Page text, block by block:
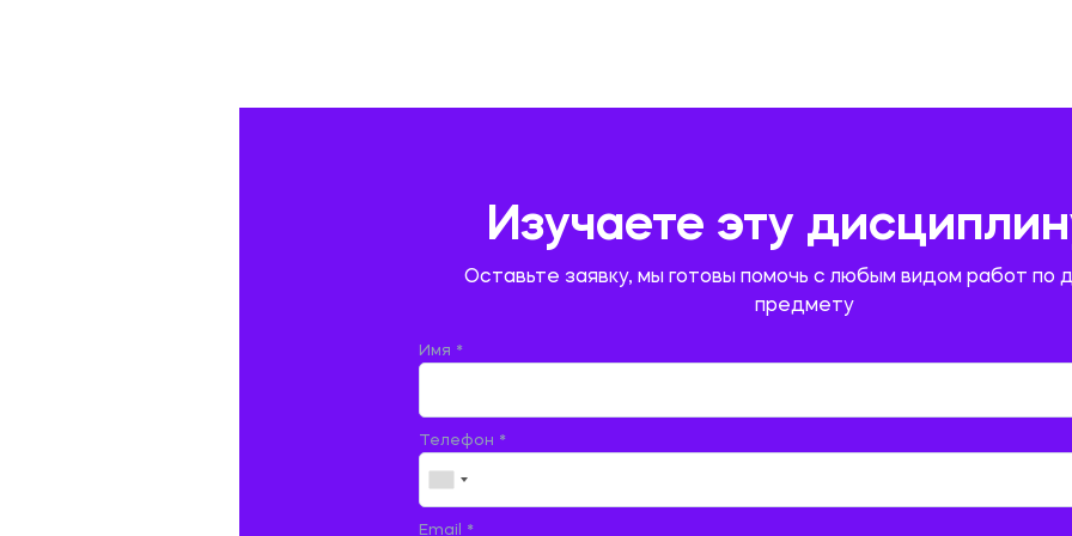
Изучаете эту
Оставьте заявку, мы готовы помочь с любым видом работ по
предмету
Имя *
Телефон *
Email *